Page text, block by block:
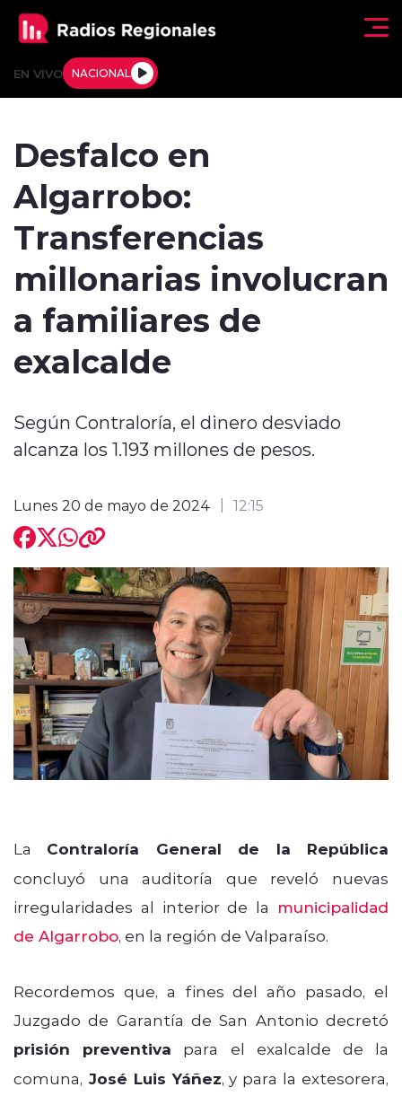
EN VIVO NACIONAL
Tendencias
Deportes
Internacional
Regiones al Aire
Desfalco en
Algarrobo:
Transferencias
millonarias involucran
a familiares de
exalcalde
Según Contraloría, el dinero desviado
alcanza los 1.193 millones de pesos.
Lunes 20 de mayo de 2024 12:15
La Contraloría General de la República
concluyó una auditoría que reveló nuevas
irregularidades al interior de la municipalidad
de Algarrobo, en la región de Valparaíso.
Recordemos que, a fines del año pasado, el
Juzgado de Garantía de San Antonio decretó
prisión preventiva para el exalcalde de la
comuna, José Luis Yáñez, y para la extesorera,